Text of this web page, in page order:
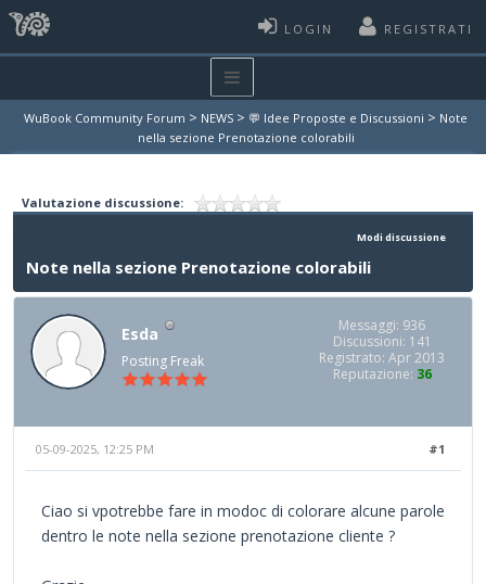
LOGIN REGISTRATI
WuBook Community Forum > NEWS > 💬 Idee Proposte e Discussioni > Note
nella sezione Prenotazione colorabili
Valutazione discussione:
Modi discussione
Note nella sezione Prenotazione colorabili
Esda
Posting Freak
Messaggi: 936
Discussioni: 141
Registrato: Apr 2013
Reputazione: 36
#1
05-09-2025, 12:25 PM
Ciao si vpotrebbe fare in modoc di colorare alcune parole
dentro le note nella sezione prenotazione cliente ?